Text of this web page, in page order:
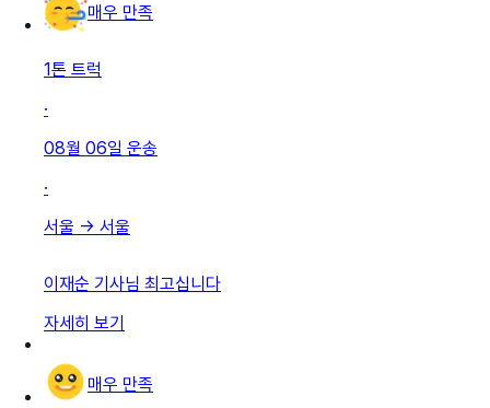
매우 만족
1톤 트럭
·
08월 06일 운송
·
서울 → 서울
이재순 기사님 최고십니다
자세히 보기
매우 만족